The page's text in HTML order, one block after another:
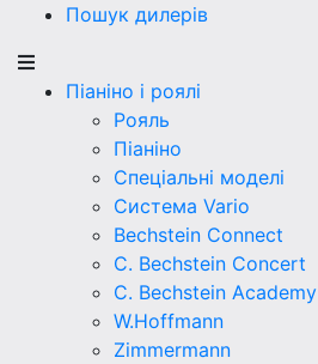
Пошук дилерів
Піаніно і роялі
Рояль
Піаніно
Спеціальні моделі
Система Vario
Bechstein Connect
C. Bechstein Concert
C. Bechstein Academy
W.Hoffmann
Zimmermann